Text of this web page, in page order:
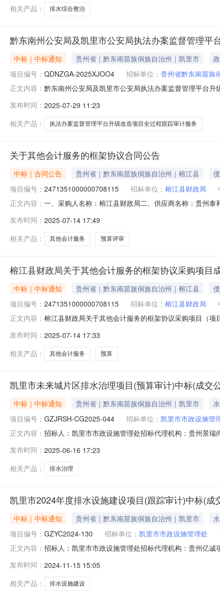
相关产品：
排水综合整治
黔东南州公安局及凯里市公安局执法办案监督管理
中标｜中标通知 贵州省｜黔东南苗族侗族自治州｜凯里市
项目编号： QDNZGA-2025XJOO4 招标单位： 贵州省黔东南苗族
正文内容： 黔东南州公安局及凯里市公安局执法办案监督管理平台
询服务有限公司贵州省黔东南州凯里市凯开大道73号农
州泰和全过程工程咨
发布时间： 2025-07-29 11:23
相关产品：
执法办案监督管理平台升级改造项目全过程跟踪审计服务
关于其他会计服务的框架协议合同公告
中标｜合同公告 贵州省｜黔东南苗族侗族自治州｜榕江县
项目编号： 2471351000000708115 招标单位： 榕江县财政局
正文内容： 一、采购人名称：榕江县财政局二、供应商名称：贵州
1.00200000200000服务要求或标的基本概况：七、其
州镇古
发布时间： 2025-07-14 17:49
相关产品：
其他会计服务 预算评审
榕江县财政局关于其他会计服务的框架协议采购项目
中标｜中标通知 贵州省｜黔东南苗族侗族自治州｜榕江县
项目编号： 2471351000000708115 招标单位： 榕江县财政局
正文内容： 榕江县财政局关于其他会计服务的框架协议采购项目（
码:522632项目所在行政区划名称:贵州省黔东南苗族侗
发布时间： 2025-07-14 17:33
相关产品：
其他会计服务 预算
凯里市未来城片区排水治理项目(预算审计)中标(成交
中标｜中标通知 贵州省｜黔东南苗族侗族自治州｜凯里市
项目编号： GZJRSH-CG2025-044 招标单位： 凯里市市政设施管
正文内容： 招标人：凯里市市政设施管理处招标代理机构：贵州景
[2021]10号)计算取费标准下浮54%。贵州省建设工程造
片区排水
发布时间： 2025-06-16 17:23
相关产品：
排水治理
凯里市2024年度排水设施建设项目(跟踪审计)中标(成
中标｜中标通知 贵州省｜黔东南苗族侗族自治州｜凯里市
项目编号： GZYC2024-130 招标单位： 凯里市市政设施管理处
正文内容： 招标人：凯里市市政设施管理处招标代理机构：贵州亿
凯里市2024年度排水设施建设项目（跟踪审计）中标（
发布时间： 2024-11-15 15:05
相关产品：
排水设施建设